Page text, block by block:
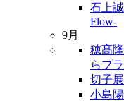
石上
Flow-
9月
穂髙
らプ
切子展
小島